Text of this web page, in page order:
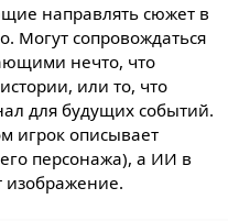
направлять сюжет в
Могут сопровождаться
нечто, что
или то, что
для будущих событий.
игрок описывает
персонажа), а ИИ в
изображение.